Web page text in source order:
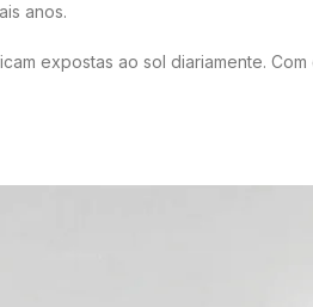
anos.
expostas ao sol diariamente. Com